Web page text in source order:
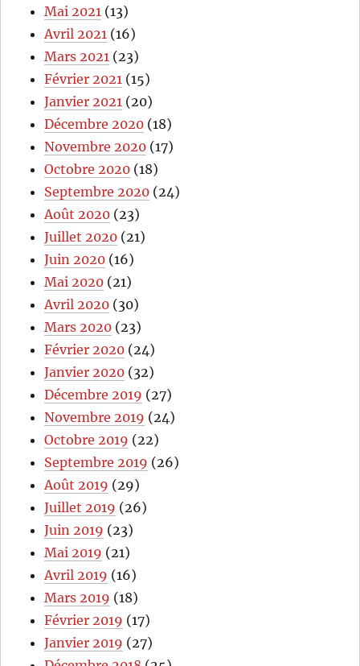
Mai 2021 (13)
Avril 2021 (16)
Mars 2021 (23)
Février 2021 (15)
Janvier 2021 (20)
Décembre 2020 (18)
Novembre 2020 (17)
Octobre 2020 (18)
Septembre 2020 (24)
Août 2020 (23)
Juillet 2020 (21)
Juin 2020 (16)
Mai 2020 (21)
Avril 2020 (30)
Mars 2020 (23)
Février 2020 (24)
Janvier 2020 (32)
Décembre 2019 (27)
Novembre 2019 (24)
Octobre 2019 (22)
Septembre 2019 (26)
Août 2019 (29)
Juillet 2019 (26)
Juin 2019 (23)
Mai 2019 (21)
Avril 2019 (16)
Mars 2019 (18)
Février 2019 (17)
Janvier 2019 (27)